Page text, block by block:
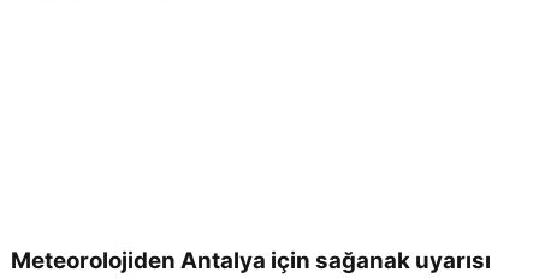
Meteorolojiden Antalya için sağanak uyarısı